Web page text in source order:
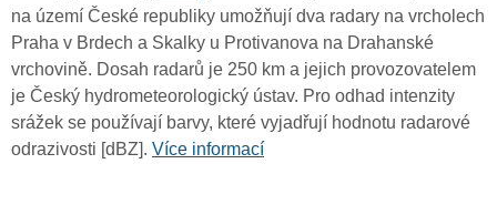
na území České republiky umožňují dva radary na vrcholech
Praha v Brdech a Skalky u Protivanova na Drahanské
vrchovině. Dosah radarů je 250 km a jejich provozovatelem
je Český hydrometeorologický ústav. Pro odhad intenzity
srážek se používají barvy, které vyjadřují hodnotu radarové
odrazivosti [dBZ]. Více informací